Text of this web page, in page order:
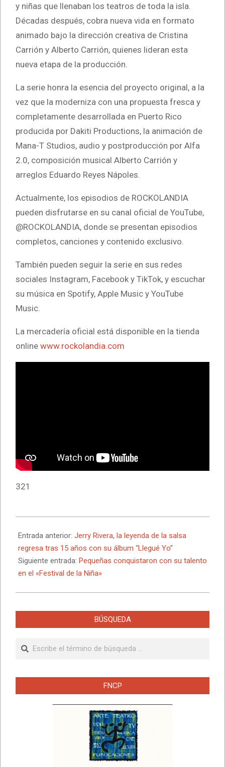
y niñas que llenaban los teatros de toda la isla.
Décadas después, cobra nueva vida en formato
animado bajo la dirección creativa de Cristina
Carrión y Alberto Carrión, quienes lideran esta
nueva etapa de la producción.
La serie honra la esencia del proyecto original, a la
vez que la moderniza con una propuesta fresca y
completamente desarrollada en Puerto Rico
producida por Dakiti Productions, la animación de
Mana-T Studios, audio y postproducción por Alfa
2.0, composición musical Alberto Carrión y
arreglos Eduardo Reyes Nápoles.
Actualmente, los episodios de ROCKOLANDIA
pueden disfrutarse en su canal oficial de YouTube,
@ROCKOLANDIA, donde se presentan episodios
completos, canciones y contenido exclusivo.
También pueden seguir la serie en sus redes
sociales Instagram, Facebook y TikTok, y escuchar
su música en Spotify, Apple Music y YouTube
Music.
La mercadería oficial está disponible en la tienda
online www.rockolandia.com
321
10-
20
Entrada anterior: Jerry Rivera, la leyenda de la salsa
regresa tras 15 años con su álbum “Llegué Yo”
Siguiente entrada: Pequeñas conquistaron con su talento
en el «Festival de la Niña»
BÚSQUEDA
Buscar
FNCP